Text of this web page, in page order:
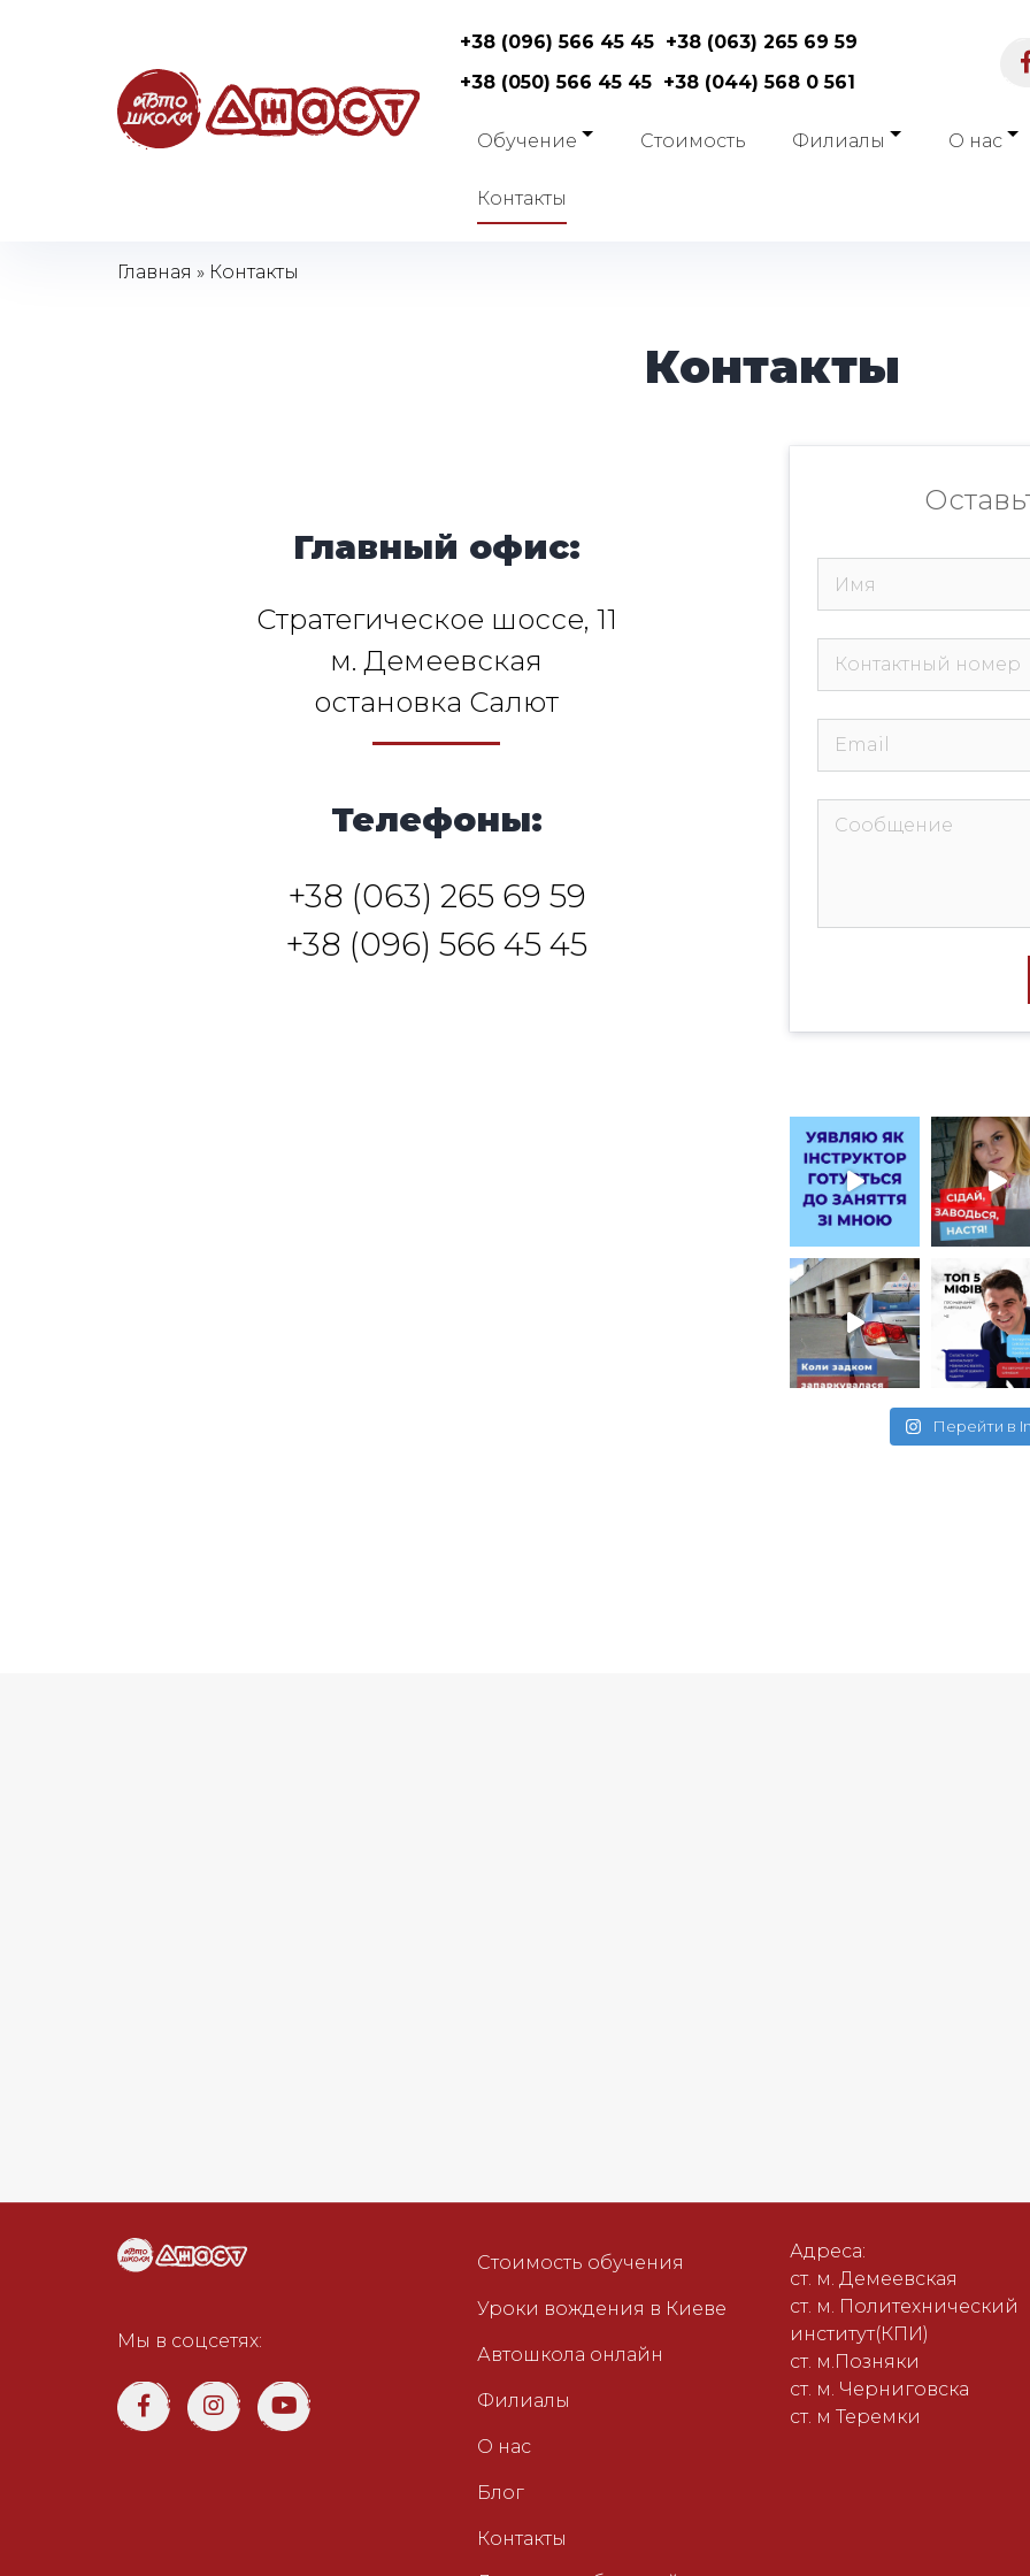
Курсы
вождения
+38 (096) 566 45 45
+38 (063) 265 69 59
+38 (050) 566 45 45
+38 (044) 568 0 561
Обучение Стоимость Филиалы О нас
Контакты
Главная » Контакты
Контакты
Главный офис:
Стратегическое шоссе, 11
м. Демеевская
остановка Салют
Телефоны:
+38 (063) 265 69 59
+38 (096) 566 45 45
Перейти в
Курсы
Мы в соцсетях:
Стоимость обучения
Уроки вождения в Киеве
Автошкола онлайн
Филиалы
О нас
Блог
Контакты
Адреса:
ст. м. Демеевская
ст. м. Политехнический
институт(КПИ)
ст. м.Позняки
ст. м. Черниговска
ст. м Теремки